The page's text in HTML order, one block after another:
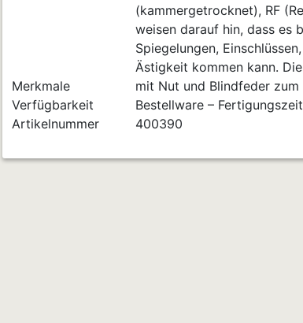
(kammergetrocknet), RF
weisen darauf hin, dass es
Spiegelungen,
Ästigkeit kommen kann.
Merkmale
mit Nut und Blindfeder
Verfügbarkeit
Bestellware –
Artikelnummer
400390